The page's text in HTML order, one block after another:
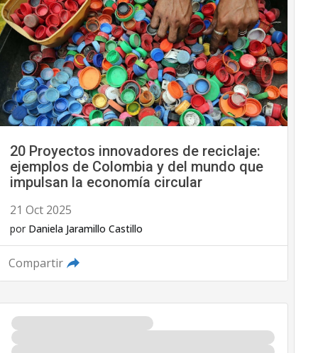
20 Proyectos innovadores de reciclaje:
ejemplos de Colombia y del mundo que
impulsan la economía circular
21 Oct 2025
por Daniela Jaramillo Castillo
Compartir